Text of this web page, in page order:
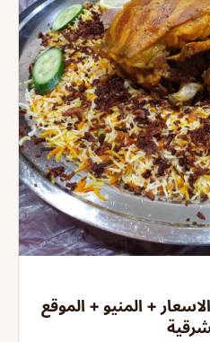
+ المنيو + الموقع